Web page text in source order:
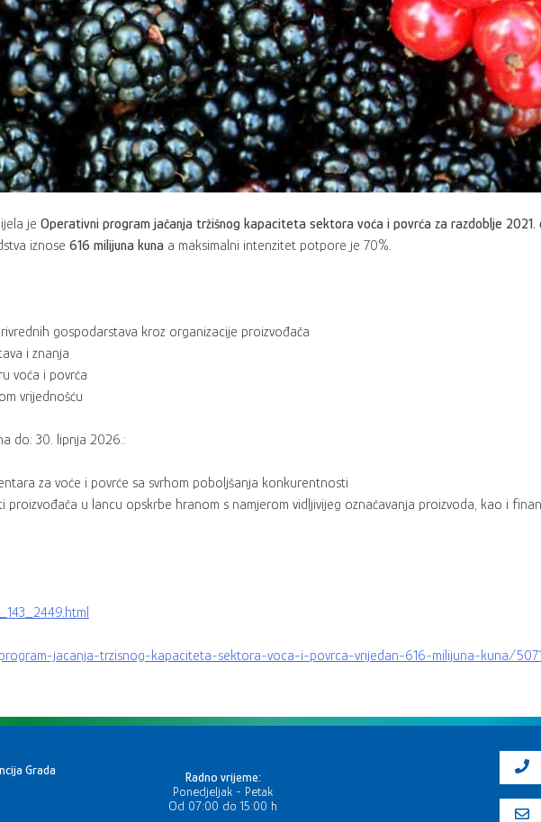
je Operativni program jačanja tržišnog kapaciteta sektora voća i povrća za razdoblje 2021.
iznose 616 milijuna kuna a maksimalni intenzitet potpore je 70%.
gospodarstava kroz organizacije proizvođača
i znanja
voća i povrća
vrijednošću
do: 30. lipnja 2026.:
za voće i povrće sa svrhom poboljšanja konkurentnosti
u lancu opskrbe hranom s namjerom vidljivijeg označavanja proizvoda, kao i
jacanja-trzisnog-kapaciteta-sektora-voca-i-povrca-vrijedan-616-milijuna-kuna/5071
Grada
Radno vrijeme:
Ponedjeljak - Petak
Od 07:00 do 15:00 h